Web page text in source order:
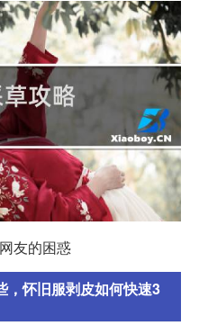
友的困惑
，怀旧服剥皮如何快速3